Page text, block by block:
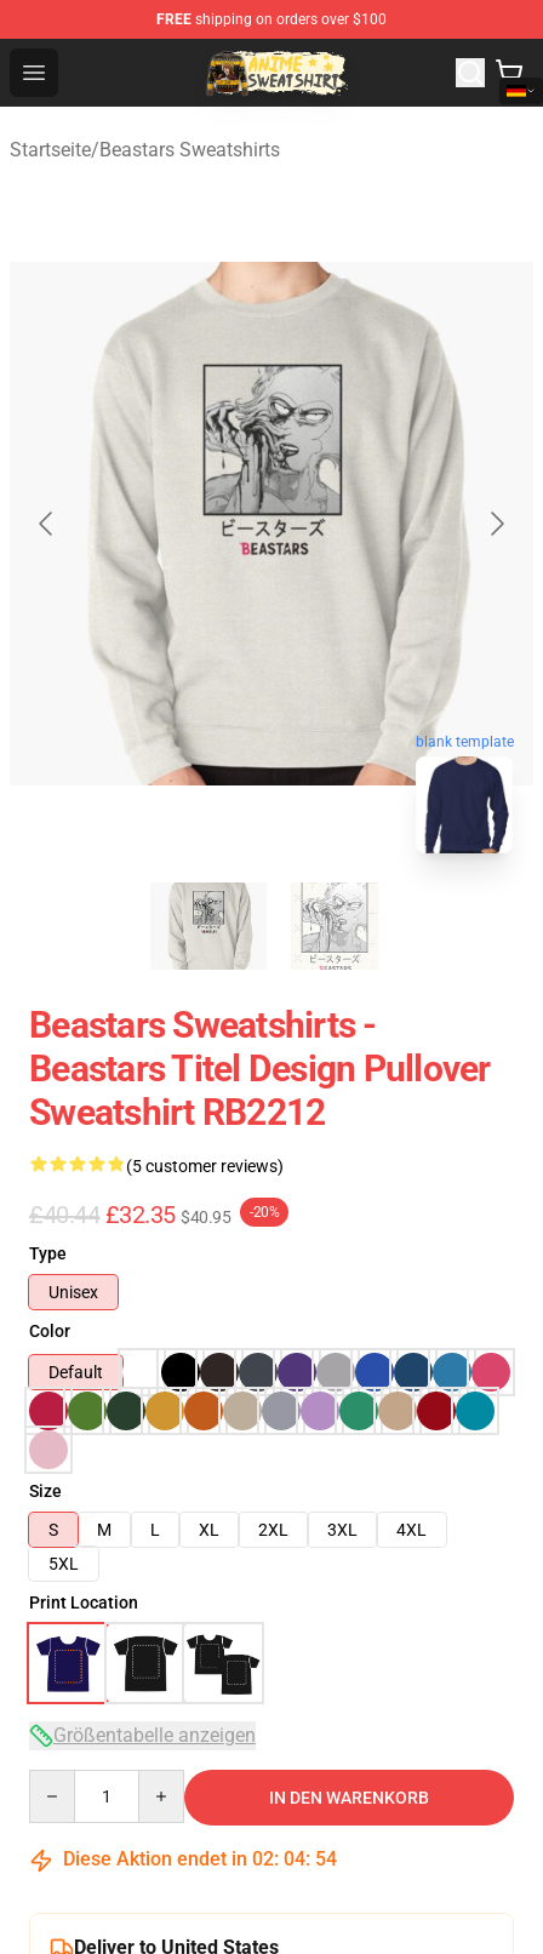
FREE shipping on orders over $100
Open menu
Anime Sweatshirts Store - The Best Store for Anime Fans
Startseite/Beastars Sweatshirts
blank template
Beastars Sweatshirts -
Beastars Titel Design Pullover
Sweatshirt RB2212
(5 customer reviews)
£40.44 £32.35 $40.95 -20%
Type
Unisex
Color
Default
Size
S
M L XL 2XL 3XL
4XL
5XL
Print Location
Größentabelle anzeigen
IN DEN WARENKORB
Diese Aktion endet in 02: 04: 54
Deliver to United States